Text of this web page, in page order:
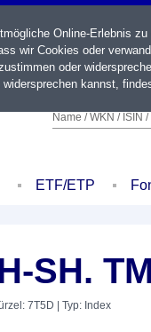
Name / WKN / ISIN /
ETF/ETP
SH.
7T5D | Typ: Index
Online-Erlebnis
wir Cookies oder
oder
kannst,